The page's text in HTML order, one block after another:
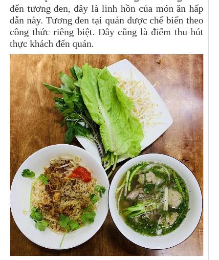
đến tương đen, đây là linh hồn của món ăn hấp
dẫn này. Tương đen tại quán được chế biến theo
công thức riêng biệt. Đây cũng là điểm thu hút
thực khách đến quán.